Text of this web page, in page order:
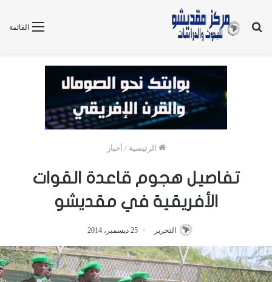
القائمة
بحث
الرئيسية / أخبار
تفاصيل هجوم قاعدة القوات
الأفريقية في مقديشو
التحرير 25 ديسمبر، 2014